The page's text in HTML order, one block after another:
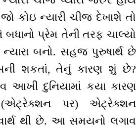
કોઇ ન્યારી ચીજ દેખાશે તો
પ્રેમ તેની તરફ ચાલ્યો
બનો. સહજ પુરુષાર્થ છે
શકતાં, તેનું કારણ શું છે?
આખી દુનિયામાં કયા કારણ
પર) એટ્રેક્શન
થી છે. આ સમયનો લગાવ